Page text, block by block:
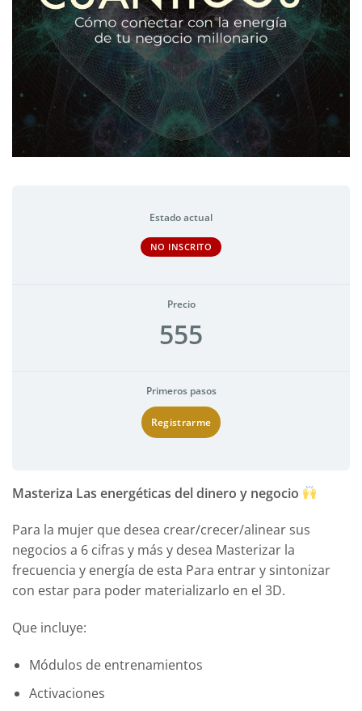
Estado actual
NO INSCRITO
Precio
555
Primeros pasos
Registrarme
Masteriza Las energéticas del dinero y negocio
Para la mujer que desea crear/crecer/alinear sus
negocios a 6 cifras y más y desea Masterizar la
frecuencia y energía de esta Para entrar y sintonizar
con estar para poder materializarlo en el 3D.
Que incluye:
Módulos de entrenamientos
Activaciones